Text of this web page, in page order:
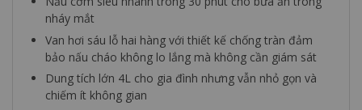
nháy mắt
Van hơi sáu lỗ hai hàng với thiết kế chống tràn đảm
bảo nấu cháo không lo lắng mà không cần giám sát
Dung tích lớn 4L cho gia đình nhưng vẫn nhỏ gọn và
chiếm ít không gian